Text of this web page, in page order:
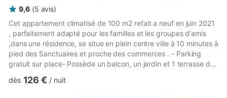
9,6 (5 avis)
Cet appartement climatisé de 100 m2 refait a neuf en juin 2021
, parfaitement adapté pour les familles et les groupes d'amis
,dans une résidence, se situe en plein centre ville à 10 minutes à
pied des Sanctuaires et proche des commerces . - Parking
gratuit sur place- Possède un balcon, un jardin et 1 terrasse de
vue sur les Montagnes, centre ville.- Cuisine entièrement
dès 126 € / nuit